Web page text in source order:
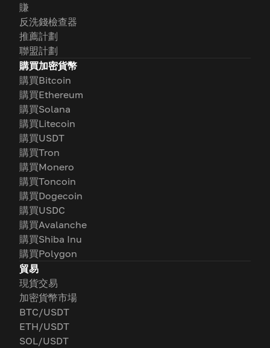
賺
反洗錢檢查器
推薦計劃
聯盟計劃
購買加密貨幣
購買Bitcoin
購買Ethereum
購買Solana
購買Litecoin
購買USDT
購買Tron
購買Monero
購買Toncoin
購買Dogecoin
購買USDC
購買Avalanche
購買Shiba Inu
購買Polygon
貿易
現貨交易
加密貨幣市場
BTC/USDT
ETH/USDT
SOL/USDT